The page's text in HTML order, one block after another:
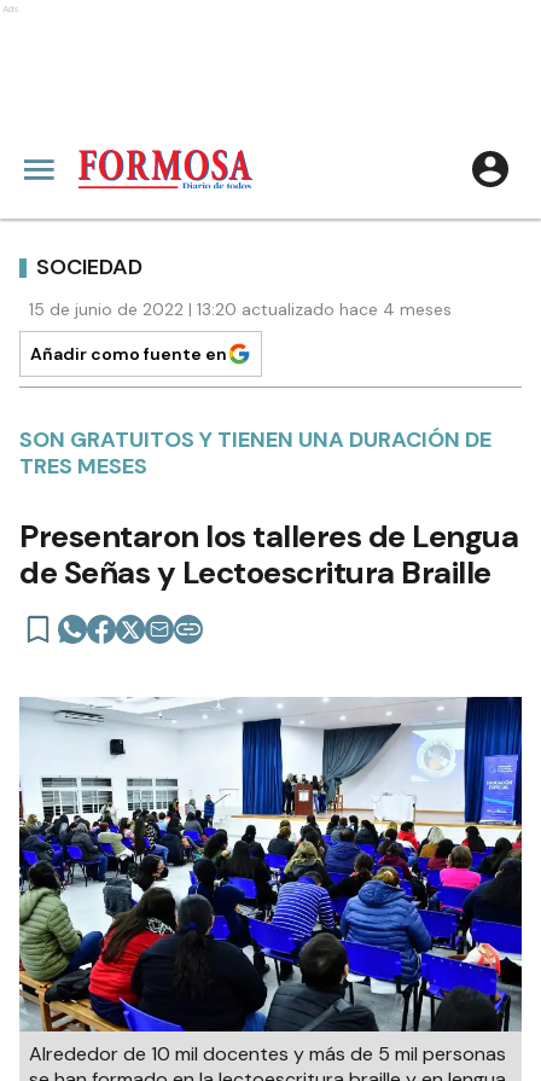
Ads
SOCIEDAD
15 de junio de 2022 | 13:20 actualizado hace 4 meses
Añadir como fuente en
SON GRATUITOS Y TIENEN UNA DURACIÓN DE
TRES MESES
Presentaron los talleres de Lengua
de Señas y Lectoescritura Braille
Alrededor de 10 mil docentes y más de 5 mil personas